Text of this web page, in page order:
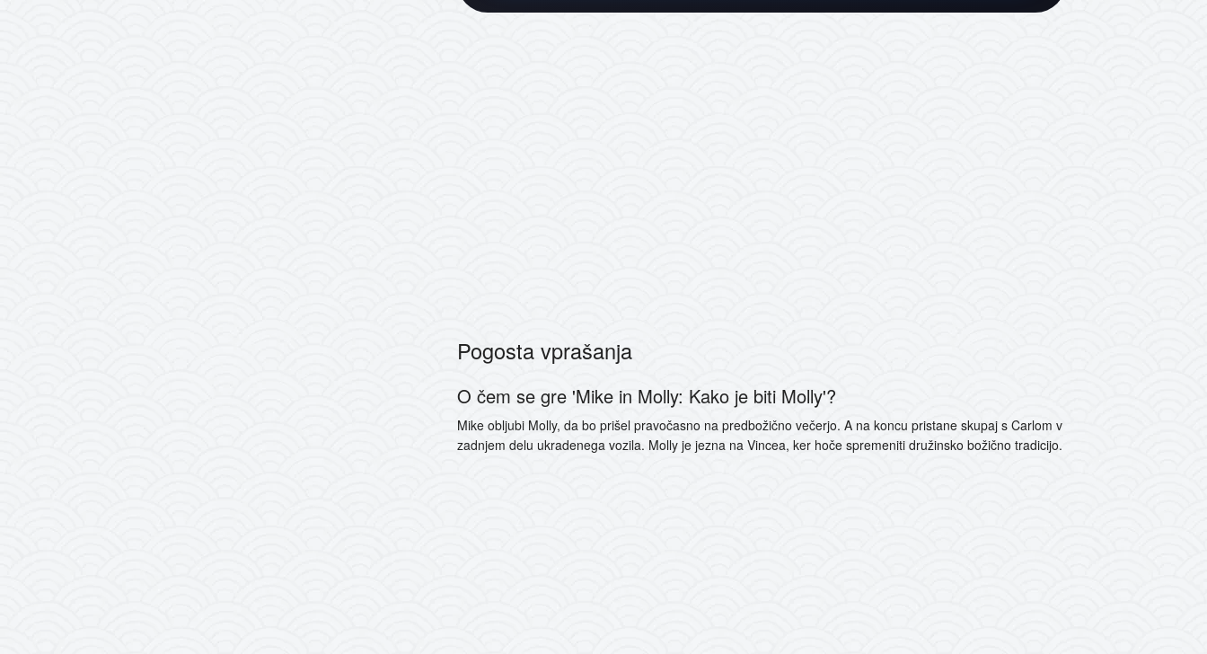
Pogosta vprašanja
O čem se gre 'Mike in Molly: Kako je biti Molly'?
Mike obljubi Molly, da bo prišel pravočasno na predbožično večerjo. A na koncu pristane skupaj s Carlom v
zadnjem delu ukradenega vozila. Molly je jezna na Vincea, ker hoče spremeniti družinsko božično tradicijo.